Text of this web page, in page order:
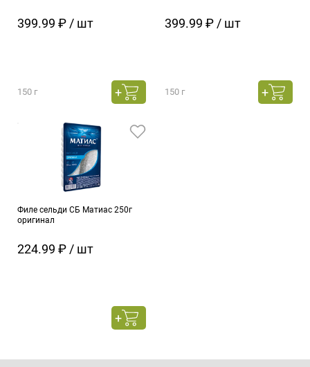
399.99 ₽ / шт
150 г
399.99 ₽ / шт
150 г
Филе сельди СБ Матиас 250г
оригинал
224.99 ₽ / шт